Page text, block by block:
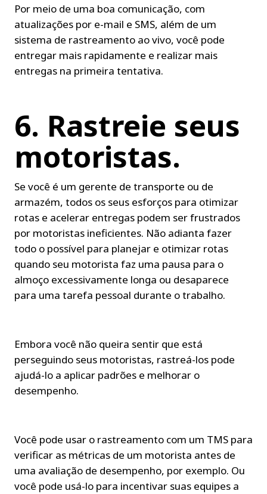
Por meio de uma boa comunicação, com
atualizações por e-mail e SMS, além de um
sistema de rastreamento ao vivo, você pode
entregar mais rapidamente e realizar mais
entregas na primeira tentativa.
6. Rastreie seus
motoristas.
Se você é um gerente de transporte ou de
armazém, todos os seus esforços para otimizar
rotas e acelerar entregas podem ser frustrados
por motoristas ineficientes. Não adianta fazer
todo o possível para planejar e otimizar rotas
quando seu motorista faz uma pausa para o
almoço excessivamente longa ou desaparece
para uma tarefa pessoal durante o trabalho.
Embora você não queira sentir que está
perseguindo seus motoristas, rastreá-los pode
ajudá-lo a aplicar padrões e melhorar o
desempenho.
Você pode usar o rastreamento com um TMS para
verificar as métricas de um motorista antes de
uma avaliação de desempenho, por exemplo. Ou
você pode usá-lo para incentivar suas equipes a